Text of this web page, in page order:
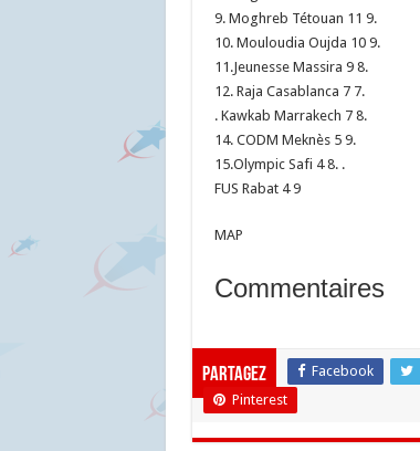
9. Moghreb Tétouan 11 9.
10. Mouloudia Oujda 10 9.
11.Jeunesse Massira 9 8.
12. Raja Casablanca 7 7.
. Kawkab Marrakech 7 8.
14. CODM Meknès 5 9.
15.Olympic Safi 4 8. .
FUS Rabat 4 9
MAP
Commentaires
Partagez Facebook
Pinterest